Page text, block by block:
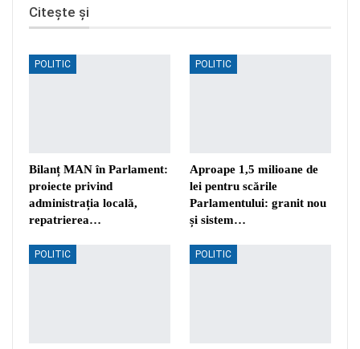
Citește și
POLITIC
Bilanț MAN în Parlament:
proiecte privind
administrația locală,
repatrierea…
POLITIC
Aproape 1,5 milioane de
lei pentru scările
Parlamentului: granit nou
și sistem…
POLITIC POLITIC